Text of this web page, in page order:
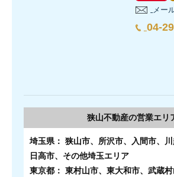
メー
04-
狭山不動産の営業エリ
埼玉県： 狭山市、所沢市、入間市、川
日高市、その他埼玉エリア
東京都： 東村山市、東大和市、武蔵村